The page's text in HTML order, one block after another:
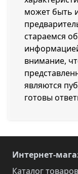
может быть
стараемся
внимание,
являются
готовы
Интернет-
Каталог товаров